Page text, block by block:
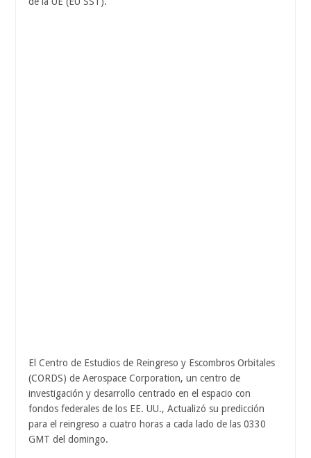
El Centro de Estudios de Reingreso y Escombros Orbitales
(CORDS) de Aerospace Corporation, un centro de
investigación y desarrollo centrado en el espacio con
fondos federales de los EE. UU., Actualizó su predicción
para el reingreso a cuatro horas a cada lado de las 0330
GMT del domingo.